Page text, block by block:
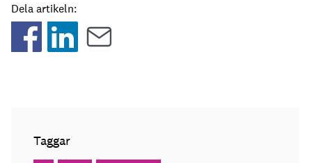
Dela artikeln:
Taggar